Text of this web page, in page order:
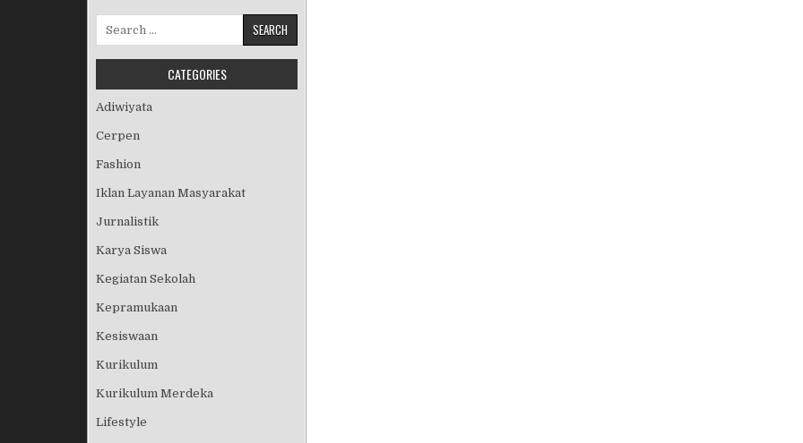
Search for:
CATEGORIES
Adiwiyata
Cerpen
Fashion
Iklan Layanan Masyarakat
Jurnalistik
Karya Siswa
Kegiatan Sekolah
Kepramukaan
Kesiswaan
Kurikulum
Kurikulum Merdeka
Lifestyle